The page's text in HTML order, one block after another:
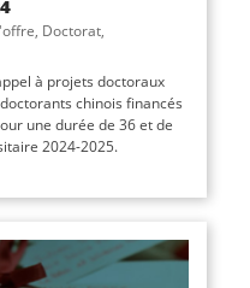
, Doctorat,
à projets doctoraux
chinois financés
une durée de 36 et de
2024-2025.